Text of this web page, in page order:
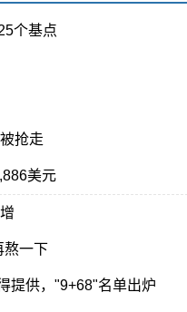
个基点
抢走
美元
熬一下
提供，"9+68"名单出炉